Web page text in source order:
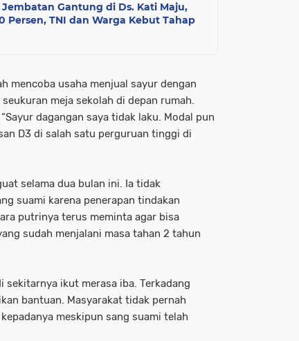
Gantung di Ds. Kati Maju,
Persen, TNI dan Warga Kebut Tahap
mencoba usaha menjual sayur dengan
meja sekolah di depan rumah.
dagangan saya tidak laku. Modal pun
D3 di salah satu perguruan tinggi di
selama dua bulan ini. Ia tidak
suami karena penerapan tindakan
putrinya terus meminta agar bisa
sudah menjalani masa tahan 2 tahun
ikut merasa iba. Terkadang
bantuan. Masyarakat tidak pernah
meskipun sang suami telah